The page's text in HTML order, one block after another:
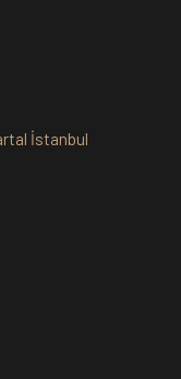
İstanbul